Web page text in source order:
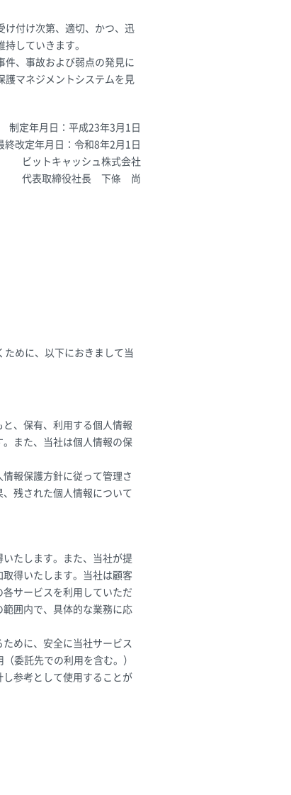
け付け次第、適切、かつ、迅
していきます。
件、事故および弱点の発見に
護マネジメントシステムを見
制定年月日：平成23年3月1日
終改定年月日：令和8年2月1日
ビットキャッシュ株式会社
代表取締役社長 下條 尚
めに、以下におきまして当
、保有、利用する個人情報
また、当社は個人情報の保
報保護方針に従って管理さ
残された個人情報について
たします。また、当社が提
得いたします。当社は顧客
サービスを利用していただ
囲内で、具体的な業務に応
めに、安全に当社サービス
委託先での利用を含む。）
参考として使用することが